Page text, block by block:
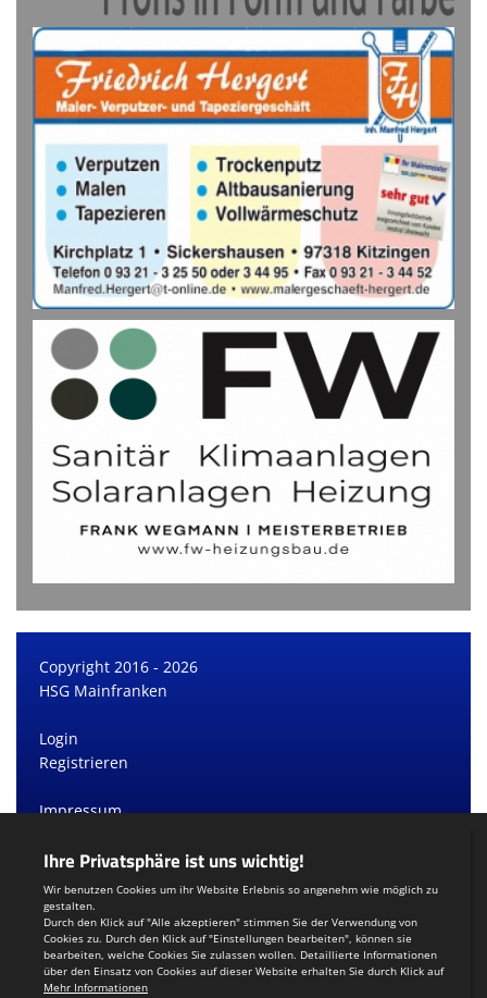
Copyright 2016 - 2026
HSG Mainfranken
Login
Registrieren
Impressum
Teamsports 2
Dein Sportverein online